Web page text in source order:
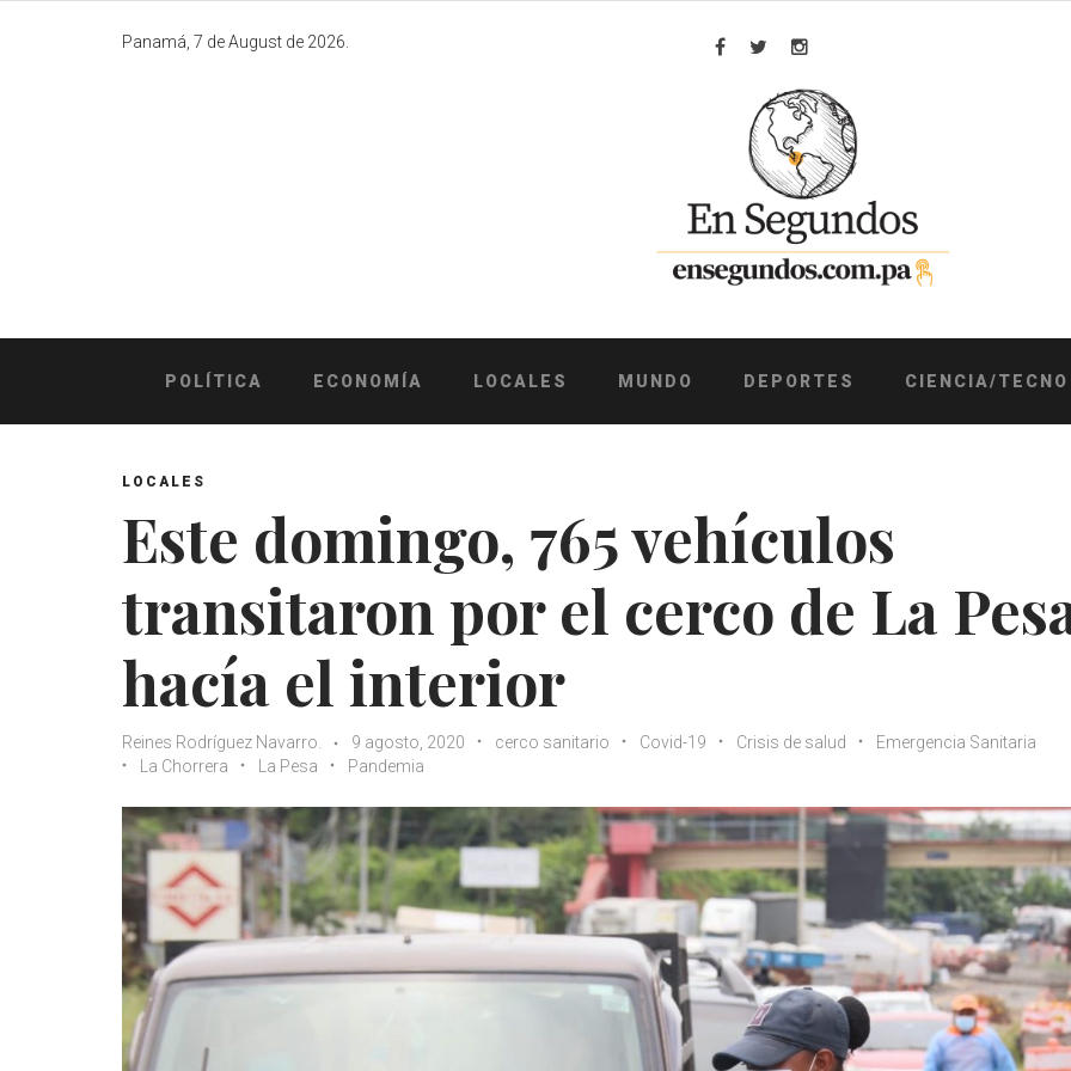
Panamá, 7 de August de 2026.
Facebook
TwitterInstagram
POLÍTICA ECONOMÍA LOCALES MUNDO DEPORTES CIENCIA/TECNO
LOCALES
Este domingo, 765 vehículos
transitaron por el cerco de La
hacía el interior
Reines Rodríguez Navarro. 9 agosto, 2020 cerco sanitario Covid-19 Crisis de salud
Emergencia Sanitaria
La Chorrera
La Pesa Pandemia